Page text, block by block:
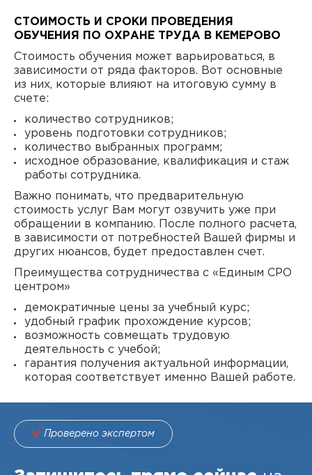
СТОИМОСТЬ И СРОКИ ПРОВЕДЕНИЯ
ОБУЧЕНИЯ ПО ОХРАНЕ ТРУДА В КЕМЕРОВО
Стоимость обучения может варьироваться, в
зависимости от ряда факторов. Вот основные
из них, которые влияют на итоговую сумму в
счете:
количество сотрудников;
уровень подготовки сотрудников;
количество выбранных программ;
исходное образование, квалификация и стаж
работы сотрудника.
Важно понимать, что предварительную
стоимость услуг Вам могут озвучить уже при
обращении в компанию. После полного расчета,
в зависимости от потребностей Вашей фирмы и
других нюансов, будет предоставлен счет.
Преимущества сотрудничества с «Единым СРО
центром»
демократичные цены за учебный курс;
удобный график прохождение курсов;
возможность совмещать трудовую
деятельность с учебой;
гарантия получения актуальной информации,
которая соответствует именно Вашей работе.
Проверено экспертом